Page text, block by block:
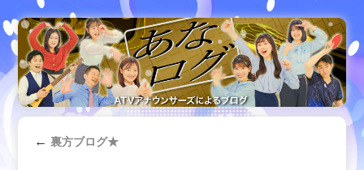
← 裏方ブログ★